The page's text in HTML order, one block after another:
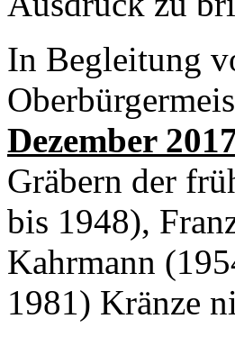
In Begleitung
Dezember
Gräbern der
bis 1948),
Kahrmann
1981) Kränze